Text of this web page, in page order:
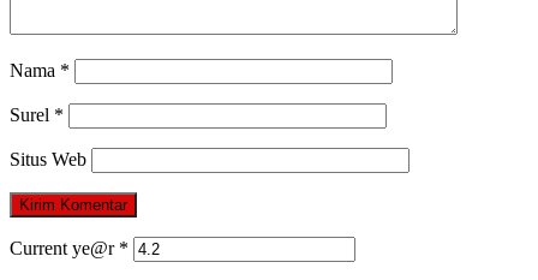
Nama *
Surel *
Situs Web
Current ye@r *